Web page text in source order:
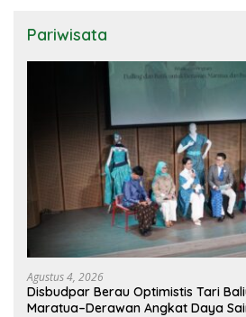
Pariwisata
Agustus 4, 2026
Disbudpar Berau Optimistis Tari
Maratua–Derawan Angkat Daya